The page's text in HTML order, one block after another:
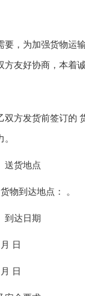
为加强货物运输
方友好协商，本着
发货前签订的
货地点
到达地点： 。
达日期
日
日